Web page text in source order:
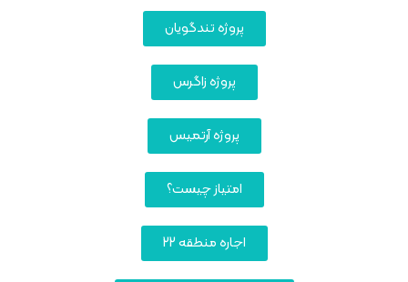
پروژه تندگویان
پروژه زاگرس
پروژه آرتمیس
امتیاز چیست؟
اجاره منطقه 22